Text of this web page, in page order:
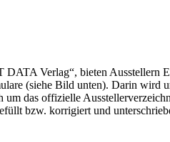
Verlag“, bieten Ausstellern
(siehe Bild unten). Darin wird
das offizielle
bzw. korrigiert und